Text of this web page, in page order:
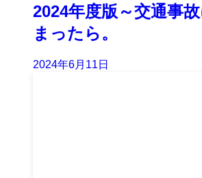
2024年度版～交通事
まったら。
2024年6月11日